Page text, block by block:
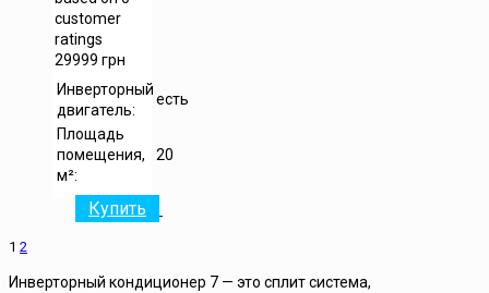
customer
ratings
29999 грн
Инверторный
двигатель:
есть
Площадь
помещения,
м²:
20
Купить
1 2
Инверторный кондиционер 7 — это сплит система,